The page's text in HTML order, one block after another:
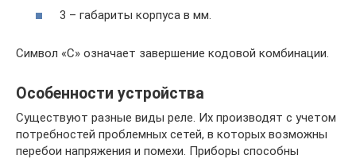
3 – габариты корпуса в мм.
Символ «С» означает завершение кодовой комбинации.
Особенности устройства
Существуют разные виды реле. Их производят с учетом
потребностей проблемных сетей, в которых возможны
перебои напряжения и помехи. Приборы способны